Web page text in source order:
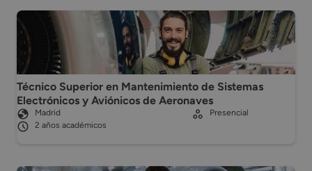
Técnico Superior en Mantenimiento de Sistemas
Electrónicos y Aviónicos de Aeronaves
Madrid
2 años académicos
Presencial